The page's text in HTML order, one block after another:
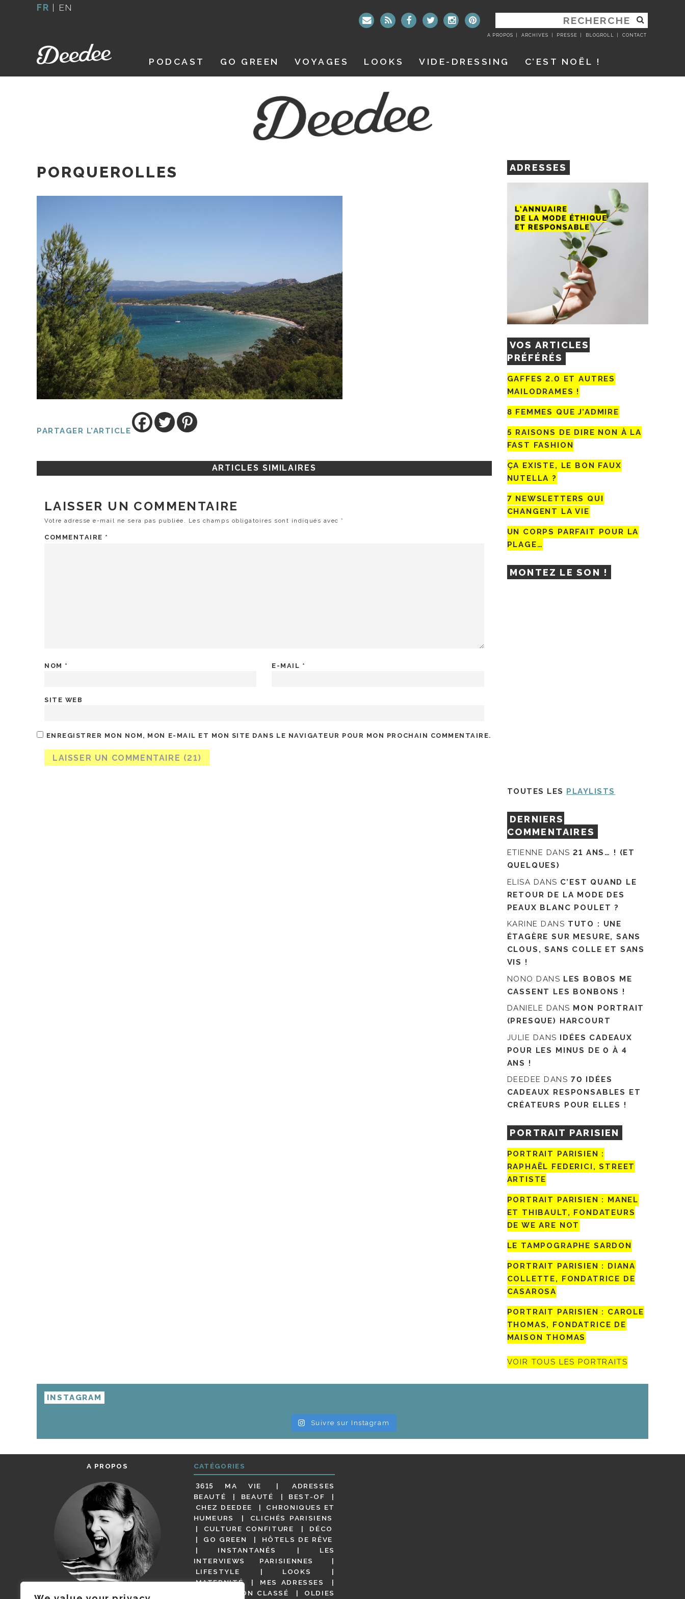
FR | EN
RECHERCHER
:
A PROPOS ARCHIVES PRESSE BLOGROLL CONTACT
PODCAST GO GREEN VOYAGES LOOKS VIDE-DRESSING C’EST NOËL !
PORQUEROLLES
PARTAGER L'ARTICLE
ARTICLES SIMILAIRES
LAISSER UN COMMENTAIRE
Votre adresse e-mail ne sera pas publiée. Les champs obligatoires sont indiqués avec *
COMMENTAIRE *
NOM * E-MAIL *
SITE WEB
ENREGISTRER MON NOM, MON E-MAIL ET MON SITE DANS LE NAVIGATEUR POUR MON PROCHAIN COMMENTAIRE.
ADRESSES
VOS ARTICLES
PRÉFÉRÉS
GAFFES 2.0 ET AUTRES
MAILODRAMES !
8 FEMMES QUE J’ADMIRE
5 RAISONS DE DIRE NON À LA
FAST FASHION
ÇA EXISTE, LE BON FAUX
NUTELLA ?
7 NEWSLETTERS QUI
CHANGENT LA VIE
UN CORPS PARFAIT POUR LA
PLAGE…
MONTEZ LE SON !
TOUTES LES PLAYLISTS
DERNIERS
COMMENTAIRES
ETIENNE DANS21 ANS… ! (ET
QUELQUES)
ELISA DANS C’EST QUAND LE
RETOUR DE LA MODE DES
PEAUX BLANC POULET ?
KARINE DANS TUTO : UNE
ÉTAGÈRE SUR MESURE, SANS
CLOUS, SANS COLLE ET SANS
VIS !
NONO DANS LES BOBOS ME
CASSENT LES BONBONS !
DANIELE DANS MON PORTRAIT
(PRESQUE) HARCOURT
JULIE DANS IDÉES CADEAUX
POUR LES MINUS DE 0 À 4
ANS !
DEEDEE DANS 70 IDÉES
CADEAUX RESPONSABLES ET
CRÉATEURS POUR ELLES !
PORTRAIT PARISIEN
PORTRAIT PARISIEN :
RAPHAËL FEDERICI, STREET
ARTISTE
PORTRAIT PARISIEN : MANEL
ET THIBAULT, FONDATEURS
DE WE ARE NOT
LE TAMPOGRAPHE SARDON
PORTRAIT PARISIEN : DIANA
COLLETTE, FONDATRICE DE
CASAROSA
PORTRAIT PARISIEN : CAROLE
THOMAS, FONDATRICE DE
MAISON THOMAS
VOIR TOUS LES PORTRAITS
INSTAGRAM
Suivre sur Instagram
A PROPOS CATÉGORIES
3615 MA VIE
ADRESSES
BEAUTÉ
BEAUTÉ
BEST-OF
CHEZ DEEDEE
CHRONIQUES ET
HUMEURS
CLICHÉS PARISIENS
CULTURE CONFITURE
DÉCO
GO GREEN
HÔTELS DE RÊVE
INSTANTANÉS
LES
INTERVIEWS PARISIENNES
LIFESTYLE
LOOKS
MATERNITÉ
MES ADRESSES
NON CLASSÉ OLDIES